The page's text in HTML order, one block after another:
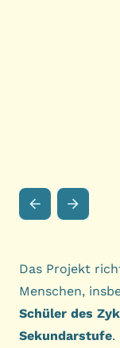
Das Projekt
Menschen,
Schüler des
Sekundarstufe.